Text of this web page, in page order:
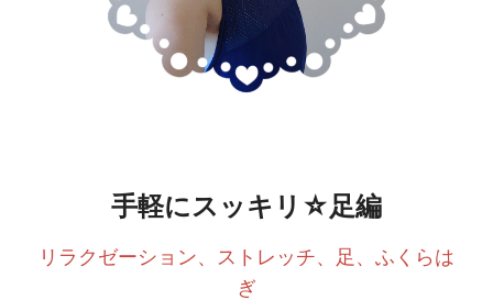
手軽にスッキリ☆足編
リラクゼーション、ストレッチ、足、ふくらは
ぎ